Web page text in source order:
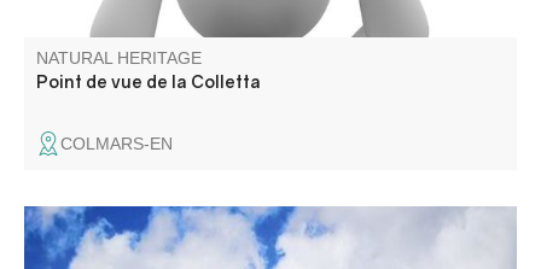
NATURAL HERITAGE
Point de vue de la Colletta
COLMARS-EN
Du mont Ventoux, au mont Pelvoux, de l'étang de Berre à